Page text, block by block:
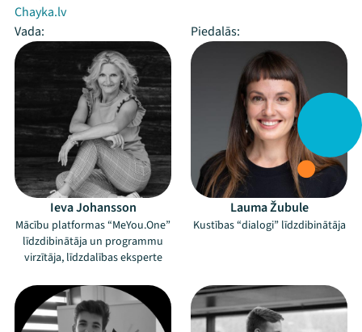
Chayka.lv
Vada:
Piedalās:
Ieva Johansson
Mācību platformas “MeYou.One”
līdzdibinātāja un programmu
virzītāja, līdzdalības eksperte
Lauma Žubule
Kustības “dialogi” līdzdibinātāja